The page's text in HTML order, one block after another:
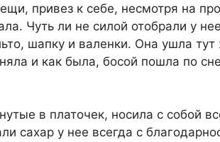
привез к себе, несмотря на
Чуть ли не силой отобрали у
шапку и валенки. Она ушла
и как была, босой пошла по
в платочек, носила с собой
сахар у нее всегда с